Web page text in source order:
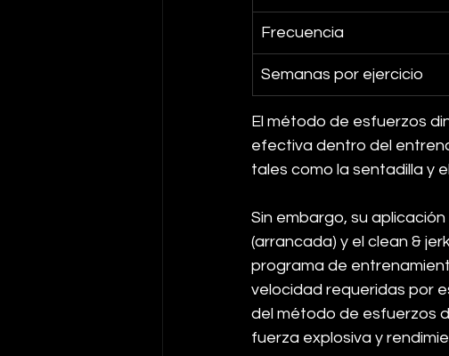
Frecuencia
Semanas por ejercicio
El método de esfuerzos
efectiva dentro del
tales como la sentadilla y
Sin embargo, su
(arrancada) y el clean &
programa de
velocidad requeridas por
del método de esfuerzos
fuerza explosiva y